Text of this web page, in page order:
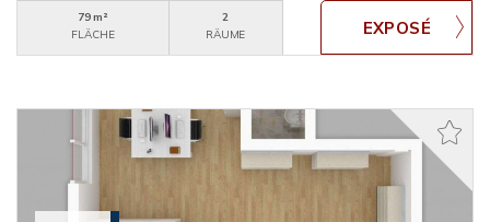
79 m²
FLÄCHE
2
RÄUME